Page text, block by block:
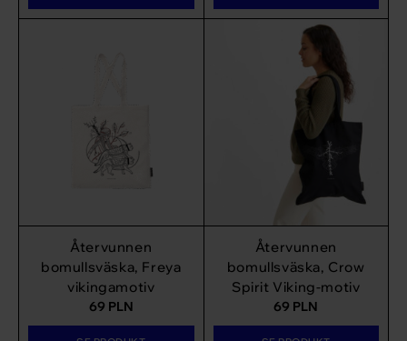
Återvunnen
bomullsväska, Freya
vikingamotiv
69 PLN
Återvunnen
bomullsväska, Crow
Spirit Viking-motiv
69 PLN